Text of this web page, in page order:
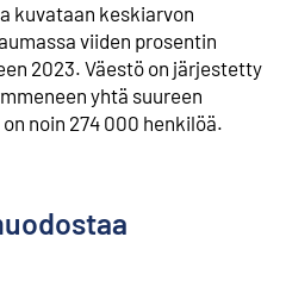
kuvataan keskiarvon
viiden prosentin
2023. Väestö on järjestetty
yhtä suureen
noin 274 000 henkilöä.